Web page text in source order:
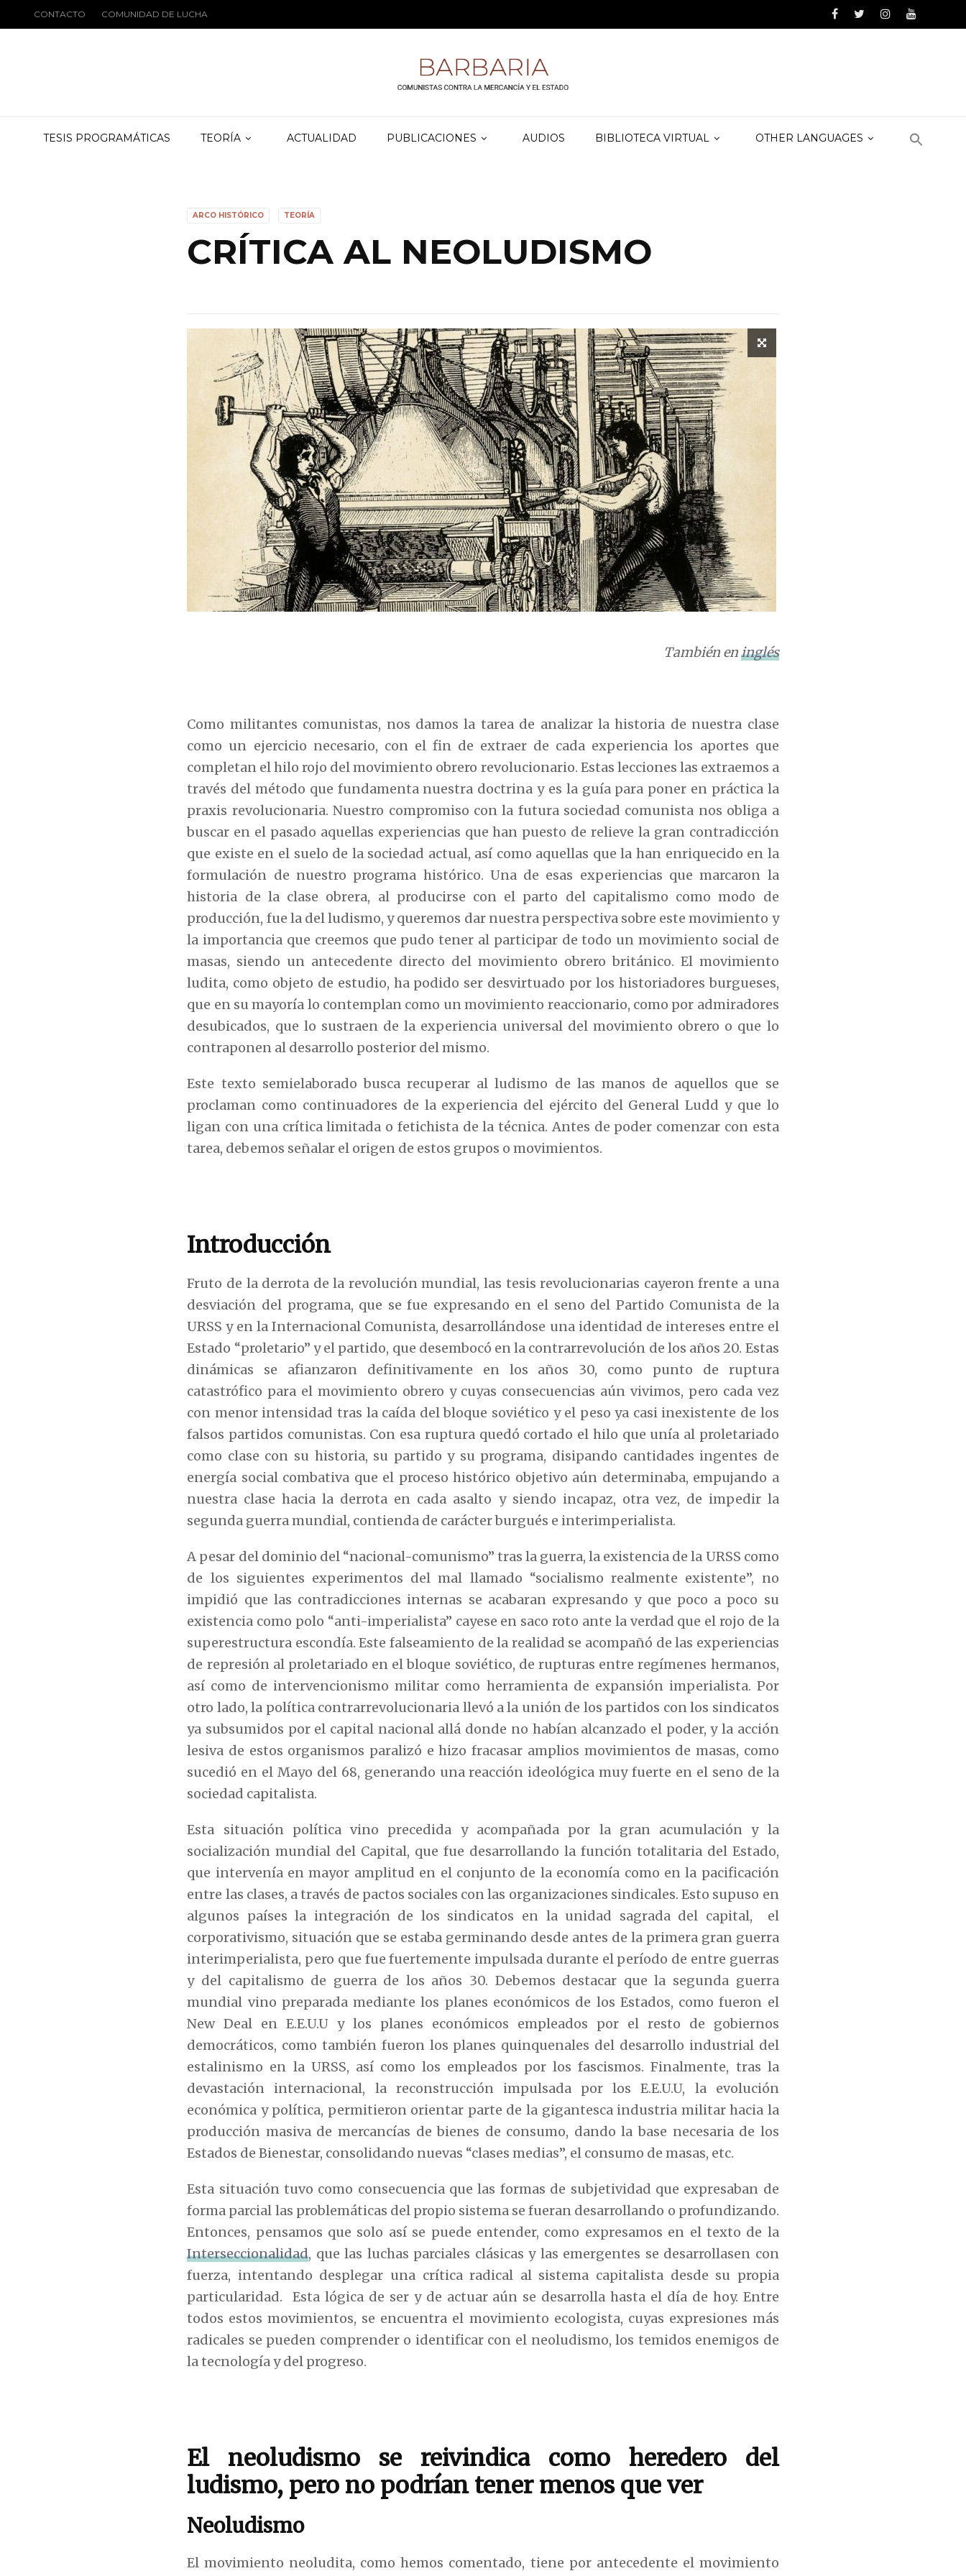
TESIS PROGRAMÁTICAS TEORÍA ACTUALIDAD PUBLICACIONES AUDIOS BIBLIOTECA VIRTUAL OTHER LANGUAGES
CONTACTO COMUNIDAD DE LUCHA
ARCO HISTÓRICO TEORÍA
CRÍTICA AL NEOLUDISMO
También eninglés
Como militantes comunistas, nos damos la tarea de analizar la historia de nuestra clase
como un ejercicio necesario, con el fin de extraer de cada experiencia los aportes que
completan el hilo rojo del movimiento obrero revolucionario. Estas lecciones las extraemos a
través del método que fundamenta nuestra doctrina y es la guía para poner en práctica la
praxis revolucionaria. Nuestro compromiso con la futura sociedad comunista nos obliga a
buscar en el pasado aquellas experiencias que han puesto de relieve la gran contradicción
que existe en el suelo de la sociedad actual, así como aquellas que la han enriquecido en la
formulación de nuestro programa histórico. Una de esas experiencias que marcaron la
historia de la clase obrera, al producirse con el parto del capitalismo como modo de
producción, fue la del ludismo, y queremos dar nuestra perspectiva sobre este movimiento y
la importancia que creemos que pudo tener al participar de todo un movimiento social de
masas, siendo un antecedente directo del movimiento obrero británico. El movimiento
ludita, como objeto de estudio, ha podido ser desvirtuado por los historiadores burgueses,
que en su mayoría lo contemplan como un movimiento reaccionario, como por admiradores
desubicados, que lo sustraen de la experiencia universal del movimiento obrero o que lo
contraponen al desarrollo posterior del mismo.
Este texto semielaborado busca recuperar al ludismo de las manos de aquellos que se
proclaman como continuadores de la experiencia del ejército del General Ludd y que lo
ligan con una crítica limitada o fetichista de la técnica. Antes de poder comenzar con esta
tarea, debemos señalar el origen de estos grupos o movimientos.
Introducción
Fruto de la derrota de la revolución mundial, las tesis revolucionarias cayeron frente a una
desviación del programa, que se fue expresando en el seno del Partido Comunista de la
URSS y en la Internacional Comunista, desarrollándose una identidad de intereses entre el
Estado “proletario” y el partido, que desembocó en la contrarrevolución de los años 20. Estas
dinámicas se afianzaron definitivamente en los años 30, como punto de ruptura
catastrófico para el movimiento obrero y cuyas consecuencias aún vivimos, pero cada vez
con menor intensidad tras la caída del bloque soviético y el peso ya casi inexistente de los
falsos partidos comunistas. Con esa ruptura quedó cortado el hilo que unía al proletariado
como clase con su historia, su partido y su programa, disipando cantidades ingentes de
energía social combativa que el proceso histórico objetivo aún determinaba, empujando a
nuestra clase hacia la derrota en cada asalto y siendo incapaz, otra vez, de impedir la
segunda guerra mundial, contienda de carácter burgués e interimperialista.
A pesar del dominio del “nacional-comunismo” tras la guerra, la existencia de la URSS como
de los siguientes experimentos del mal llamado “socialismo realmente existente”, no
impidió que las contradicciones internas se acabaran expresando y que poco a poco su
existencia como polo “anti-imperialista” cayese en saco roto ante la verdad que el rojo de la
superestructura escondía. Este falseamiento de la realidad se acompañó de las experiencias
de represión al proletariado en el bloque soviético, de rupturas entre regímenes hermanos,
así como de intervencionismo militar como herramienta de expansión imperialista. Por
otro lado, la política contrarrevolucionaria llevó a la unión de los partidos con los sindicatos
ya subsumidos por el capital nacional allá donde no habían alcanzado el poder, y la acción
lesiva de estos organismos paralizó e hizo fracasar amplios movimientos de masas, como
sucedió en el Mayo del 68, generando una reacción ideológica muy fuerte en el seno de la
sociedad capitalista.
Esta situación política vino precedida y acompañada por la gran acumulación y la
socialización mundial del Capital, que fue desarrollando la función totalitaria del Estado,
que intervenía en mayor amplitud en el conjunto de la economía como en la pacificación
entre las clases, a través de pactos sociales con las organizaciones sindicales. Esto supuso en
algunos países la integración de los sindicatos en la unidad sagrada del capital, el
corporativismo, situación que se estaba germinando desde antes de la primera gran guerra
interimperialista, pero que fue fuertemente impulsada durante el período de entre guerras
y del capitalismo de guerra de los años 30. Debemos destacar que la segunda guerra
mundial vino preparada mediante los planes económicos de los Estados, como fueron el
New Deal en E.E.U.U y los planes económicos empleados por el resto de gobiernos
democráticos, como también fueron los planes quinquenales del desarrollo industrial del
estalinismo en la URSS, así como los empleados por los fascismos. Finalmente, tras la
devastación internacional, la reconstrucción impulsada por los E.E.U.U, la evolución
económica y política, permitieron orientar parte de la gigantesca industria militar hacia la
producción masiva de mercancías de bienes de consumo, dando la base necesaria de los
Estados de Bienestar, consolidando nuevas “clases medias”, el consumo de masas, etc.
Esta situación tuvo como consecuencia que las formas de subjetividad que expresaban de
forma parcial las problemáticas del propio sistema se fueran desarrollando o profundizando.
Entonces, pensamos que solo así se puede entender, como expresamos en el texto de la
Interseccionalidad, que las luchas parciales clásicas y las emergentes se desarrollasen con
fuerza, intentando desplegar una crítica radical al sistema capitalista desde su propia
particularidad. Esta lógica de ser y de actuar aún se desarrolla hasta el día de hoy. Entre
todos estos movimientos, se encuentra el movimiento ecologista, cuyas expresiones más
radicales se pueden comprender o identificar con el neoludismo, los temidos enemigos de
la tecnología y del progreso.
El neoludismo se reivindica como heredero del
ludismo, pero no podrían tener menos que ver
Neoludismo
El movimiento neoludita, como hemos comentado, tiene por antecedente el movimiento